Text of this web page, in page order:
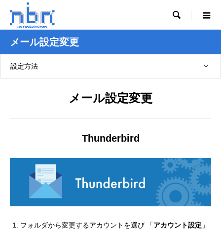

メール設定変更
設定方法
メール設定変更
Thunderbird
フォルダから変更するアカウントを選び 「アカウント設定 」